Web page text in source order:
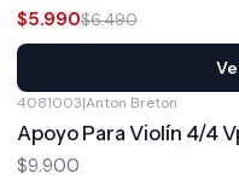
$5.990$6.490
4081003|Anton Breton
Apoyo Para Violín 4/4
$9.900